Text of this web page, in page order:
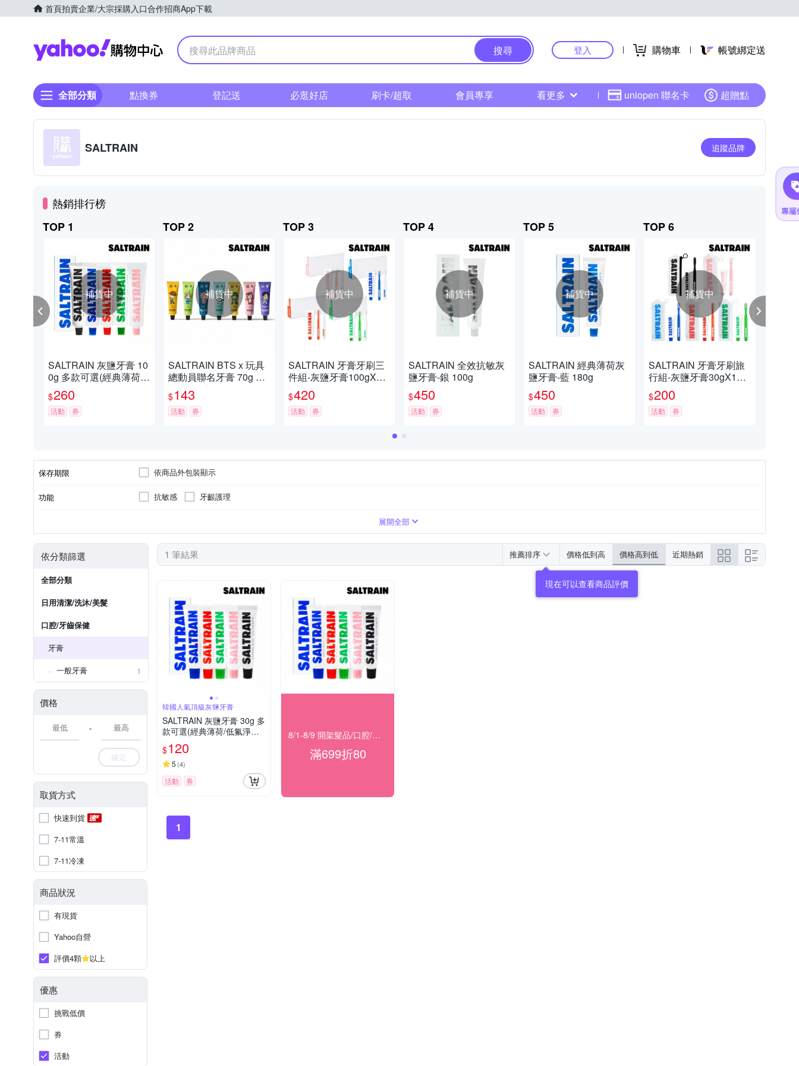
首頁拍賣企業/大宗採購入口合作招商App下載
Yahoo購物中心
搜尋 登入 購物車 帳號綁定送
全部分類 點換券 登記送 必逛好店 刷卡/超取 會員專享 看更多 uniopen 聯名卡 超贈點
SALTRAIN 追蹤品牌
熱銷排行榜
TOP 1
補貨中
SALTRAIN 灰鹽牙膏 10
0g 多款可選(經典薄荷/
低氟淨護/積雪草修護/清
恬香檸/強效薄荷)
$260
活動 券
TOP 2
補貨中
SALTRAIN BTS x 玩具
總動員聯名牙膏 70g 任
選-RM/Jin/SUGA/j-hop/
Jimin/V/Jung Kook
$143
活動 券
TOP 3
補貨中
SALTRAIN 牙膏牙刷三
件組-灰鹽牙膏100gX1
+牙刷X2 多款可選 (經典
薄荷/低氟淨護/積雪草修
護/清恬香檸)
$420
活動 券
TOP 4
補貨中
SALTRAIN 全效抗敏灰
鹽牙膏-銀 100g
$450
活動 券
TOP 5
補貨中
SALTRAIN 經典薄荷灰
鹽牙膏-藍 180g
$450
活動 券
TOP 6
補貨中
SALTRAIN 牙膏牙刷旅
行組-灰鹽牙膏30gX1
+牙刷X1 多款可選 (經典
薄荷/低氟淨護/積雪草修
護/清恬香檸/強效薄荷)
$200
活動 券
保存期限 依商品外包裝顯示
功能 抗敏感 牙齦護理
展開全部
依分類篩選
全部分類
日用清潔/洗沐/美髮
口腔/牙齒保健
牙膏
一般牙膏
1
價格
-
確定
取貨方式
快速到貨
7-11常溫
7-11冷凍
商品狀況
有現貨
Yahoo自營
評價4顆
以上
優惠
挑戰低價
券
活動
1 筆結果 推薦排序 價格低到高 價格高到低 近期熱銷
現在可以查看商品評價
韓國人氣頂級灰鹽牙膏
SALTRAIN 灰鹽牙膏 30g 多
款可選(經典薄荷/低氟淨護/
積雪草修護/清恬香檸/強效
薄荷)
$120
5 (4)
活動 券
8/1-8/9 開架髮品/口腔/洗沐★滿699折80
滿699折80
1